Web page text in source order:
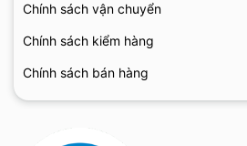
Chính sách vận chuyển
Chính sách kiểm hàng
Chính sách bán hàng